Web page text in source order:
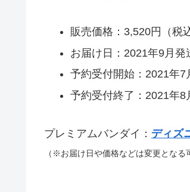
販売価格：3,520円（税込
お届け日：2021年9月発
予約受付開始：2021年7
予約受付終了：2021年8
プレミアムバンダイ： ディズ
（※お届け日や価格などは変更となる